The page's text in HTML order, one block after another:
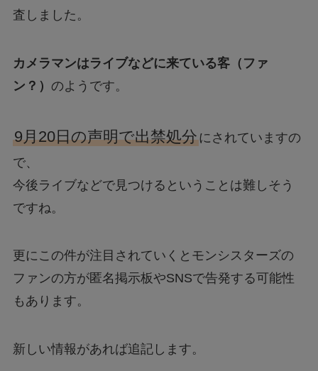
査しました。
カメラマンはライブなどに来ている客（ファ
ン？） のようです。
9月20日の声明で出禁処分にされていますの
で、
今後ライブなどで見つけるということは難しそう
ですね。
更にこの件が注目されていくとモンシスターズの
ファンの方が匿名掲示板やSNSで告発する可能性
もあります。
新しい情報があれば追記します。